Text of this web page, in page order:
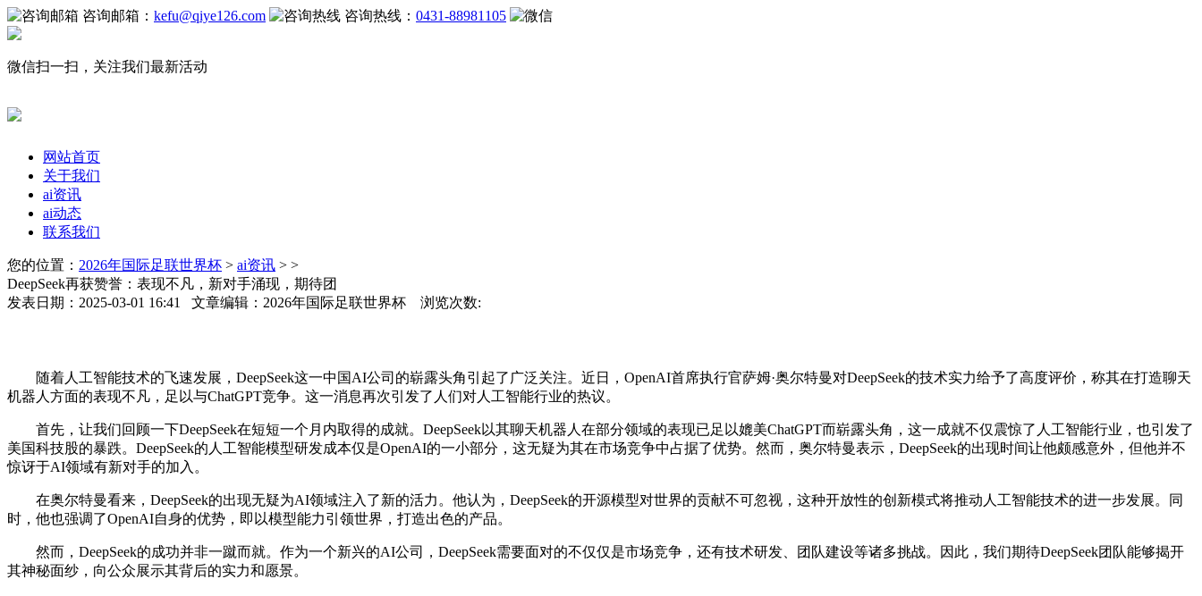
咨询邮箱： kefu@qiye126.com 咨询热线： 0431-88981105
微信扫一扫，关注我们最新活动
网站首页
关于我们
ai资讯
ai动态
联系我们
您的位置： 2026年国际足联世界杯 > ai资讯 > >
DeepSeek再获赞誉：表现不凡，新对手涌现，期待团
发表日期：2025-03-01 16:41 文章编辑：2026年国际足联世界杯 浏览次数:
随着人工智能技术的飞速发展，DeepSeek这一中国AI公司的崭露头角引起了广泛关注。近日，OpenAI首席执行官萨姆·奥尔特曼对DeepSeek的技术实力给予了高度评价，称其在打造聊天
机器人方面的表现不凡，足以与ChatGPT竞争。这一消息再次引发了人们对人工智能行业的热议。
首先，让我们回顾一下DeepSeek在短短一个月内取得的成就。DeepSeek以其聊天机器人在部分领域的表现已足以媲美ChatGPT而崭露头角，这一成就不仅震惊了人工智能行业，也引发了
美国科技股的暴跌。DeepSeek的人工智能模型研发成本仅是OpenAI的一小部分，这无疑为其在市场竞争中占据了优势。然而，奥尔特曼表示，DeepSeek的出现时间让他颇感意外，但他并不
惊讶于AI领域有新对手的加入。
在奥尔特曼看来，DeepSeek的出现无疑为AI领域注入了新的活力。他认为，DeepSeek的开源模型对世界的贡献不可忽视，这种开放性的创新模式将推动人工智能技术的进一步发展。同
时，他也强调了OpenAI自身的优势，即以模型能力引领世界，打造出色的产品。
然而，DeepSeek的成功并非一蹴而就。作为一个新兴的AI公司，DeepSeek需要面对的不仅仅是市场竞争，还有技术研发、团队建设等诸多挑战。因此，我们期待DeepSeek团队能够揭开
其神秘面纱，向公众展示其背后的实力和愿景。